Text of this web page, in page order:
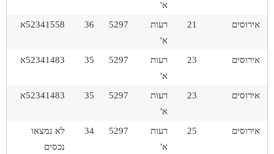
א'
אירוסים 21
רעות
א'
5297
36 52341558א
אירוסים 23
רעות
א'
5297
35 52341483א
אירוסים 23
רעות
א'
5297
35 52341483א
אירוסים 25
רעות
א'
5297
34
לא נמצאו
נכסים